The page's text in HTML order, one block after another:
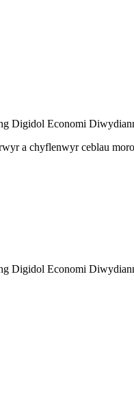
Digidol Economi
a chyflenwyr ceblau
Digidol Economi